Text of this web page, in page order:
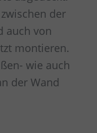
der
auch von
montieren.
wie auch
der Wand